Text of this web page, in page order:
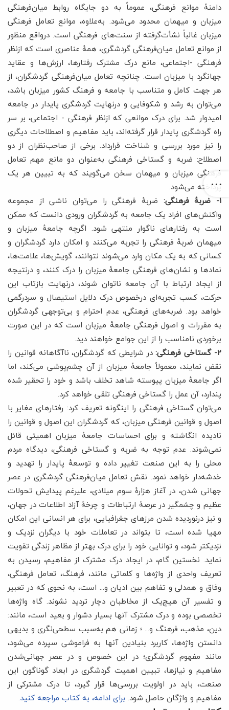
دامنۀ موانع فرهنگی، عموماً به دو جایگاه روابط میان‌فرهنگی
میزبان و میهمان محدود می‌شود. به‌علاوه، موانع تعامل فرهنگی
میزبان غالباً نشأت‌گرفته از سنت‌های فرهنگی است. درواقع منظور
از موانع تعامل میان‌فرهنگی گردشگری، همۀ عناصری است که ازنظر
فرهنگی -اجتماعی، مانع درک مشترک رفتارها، ارزش‌ها و عقاید
جهانگرد با میزبان است. چنانچه تعامل میان‌فرهنگی گردشگران، از
هر جهت کامل و متناسب با جامعه و فرهنگ کشور میزبان باشد،
می‌توان به رشد و شکوفایی و درنهایت گردشگری پایدار در جامعه
امیدوار شد. برای درک موانعی که ازنظر فرهنگی - اجتماعی، بر سر
راه گردشگری پایدار قرار گرفته‌اند، باید مفاهیم و اصطلاحات دیگری
را نیز مورد بررسی و شناخت قرارداد. برخی از صاحب‌نظران از دو
اصطلاح: ضربه و گستاخی فرهنگی به‌عنوان دو مانع مهم تعامل
فرهنگی میزبان و میهمان سخن می‌گویند که به تبیین هر یک
پرداخته می‌شود.
1- ضربۀ فرهنگی:
ضربۀ فرهنگی را می‌توان ناشی از مجموعه
واکنش‌های افراد یک جامعه به گردشگران ورودی دانست که ممکن
است به رفتارهای ناگوار منتهی شود. اگرچه جامعۀ میزبان و
میهمان ضربۀ فرهنگی را تجربه می‌کنند و امکان دارد گردشگران و
کسانی که به یک مکان وارد می‌شوند نتوانند، گویش‌ها، علامت‌ها،
نمادها و نشان‌های فرهنگی جامعۀ میزبان را درک کنند، و درنتیجه
از ایجاد ارتباط با آن جامعه ناتوان شوند، درنهایت بازتاب این
حرکت، کسب تجربه‌ای درخصوص درک دلایل استیصال و سردرگمی
خواهد بود. ضربه‌های فرهنگی، عدم احترام و بی‌توجهی گردشگران
به مقررات و اصول فرهنگی جامعۀ میزبان است که در این صورت
برخوردی نامناسب را از این جوامع خواهند دید.
2- گستاخی فرهنگی:
در شرایطی که گردشگران، ناآگاهانه قوانین را
نقض نمایند، معمولاً جامعۀ میزبان از آن چشم‌پوشی می‌کند، اما
اگر جامعۀ میزبان پیوسته شاهد تخلف باشد و خود را تحقیر شده
پندارد، آن عمل را گستاخی فرهنگی تلقی خواهد کرد.
می‌توان گستاخی فرهنگی را اینگونه تعریف کرد: رفتارهای مغایر با
اصول و قوانین فرهنگی میزبان، که گردشگران این اصول و قوانین را
نادیده انگاشته و برای احساسات جامعۀ میزبان اهمیتی قائل
نمی‌شوند. عدم توجه به ضربه و گستاخی فرهنگی، دیدگاه مردم
محلی را به این صنعت تغییر داده و توسعۀ پایدار را تهدید و
خدشه‌دار خواهد نمود. نقش تعامل میان‌فرهنگی گردشگری در عصر
جهانی ‌شدن، در آغاز هزارۀ سوم میلادی، علیرغم پیدایش تحولات
عظیم و چشمگیر در عرصۀ ارتباطات و چرخۀ آزاد اطلاعات در جهان،
و نیز درنوردیده شدن مرزهای جغرافیایی، برای هر انسانی این امکان
مهیا شده است، تا بتواند در تعاملات خود با دیگران نزدیک و
نزدیکتر شود، و توانایی خود را برای درک بهتر از مظاهر زندگی تقویت
نماید. نخستین گام، در ایجاد درک مشترک از مفاهیم، رسیدن به
تعریف واحدی از واژه‌ها و کلماتی مانند، فرهنگ، تعامل فرهنگی،
وفاق و همدلی و تفاهم بین ادیان و... است، به نحوی که در تعبیر
و تفسیر آن هیچ‌یک از مخاطبان دچار تردید نشوند. گاه واژه‌ها
تخصصی بوده و درک مشترک آنها بسیار دشوار و بعید است، مانند:
دین، مذهب، فرهنگ و... ؛ زمانی هم به‌سبب سطحی‌نگری و بدیهی
دانستن واژه‌ها، کاربرد بنیادین آنها به فراموشی سپرده می‌شود،
مانند مفهوم گردشگری؛ در این خصوص و در عصر جهانی‌شدن
مفاهیم و نیازها، تبیین اهمیت گردشگری در ابعاد گوناگون این
صنعت، باید در اولویت بررسی‌ها قرار گیرد، تا درک مشترکی از
مفاهیم و واژگان حاصل شود. برای ادامه، به کتاب مراجعه کنید.